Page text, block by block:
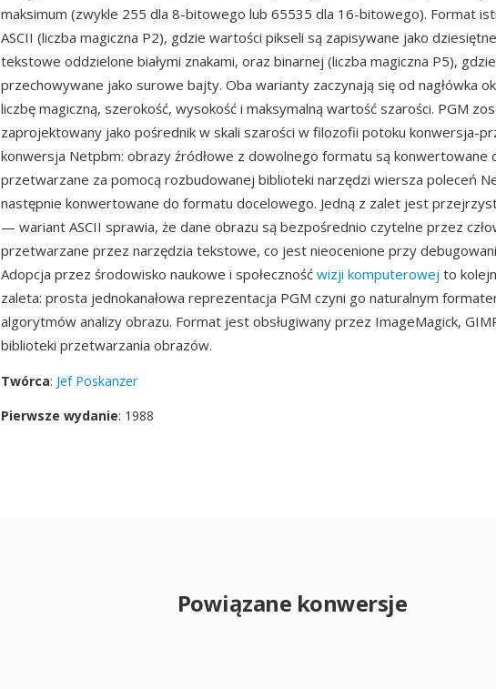
maksimum (zwykle 255 dla 8-bitowego lub 65535 dla 16-bitowego). Format
ASCII (liczba magiczna P2), gdzie wartości pikseli są zapisywane jako
tekstowe oddzielone białymi znakami, oraz binarnej (liczba magiczna P5),
przechowywane jako surowe bajty. Oba warianty zaczynają się od nagłówka
liczbę magiczną, szerokość, wysokość i maksymalną wartość szarości. PGM
zaprojektowany jako pośrednik w skali szarości w filozofii potoku konwersja-
konwersja Netpbm: obrazy źródłowe z dowolnego formatu są konwertowane
przetwarzane za pomocą rozbudowanej biblioteki narzędzi wiersza poleceń
następnie konwertowane do formatu docelowego. Jedną z zalet jest
— wariant ASCII sprawia, że dane obrazu są bezpośrednio czytelne przez
przetwarzane przez narzędzia tekstowe, co jest nieocenione przy
Adopcja przez środowisko naukowe i społeczność wizji komputerowej to
zaleta: prosta jednokanałowa reprezentacja PGM czyni go naturalnym
algorytmów analizy obrazu. Format jest obsługiwany przez ImageMagick,
biblioteki przetwarzania obrazów.
Twórca: Jef Poskanzer
Pierwsze wydanie: 1988
Powiązane konwersje